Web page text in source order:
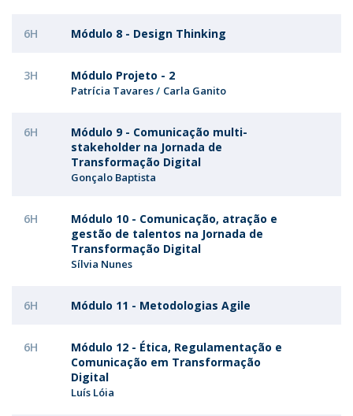
6H Módulo 8 - Design Thinking
3H Módulo Projeto - 2
Patrícia Tavares Carla Ganito
6H
Módulo 9 - Comunicação multi-
stakeholder na Jornada de
Transformação Digital
Gonçalo Baptista
6H
Módulo 10 - Comunicação, atração e
gestão de talentos na Jornada de
Transformação Digital
Sílvia Nunes
6H Módulo 11 - Metodologias Agile
6H
Módulo 12 - Ética, Regulamentação e
Comunicação em Transformação
Digital
Luís Lóia